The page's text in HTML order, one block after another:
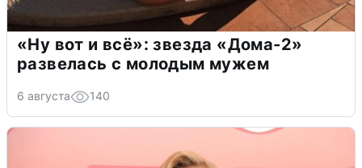
«Ну вот и всё»: звезда «Дома-2»
развелась с молодым мужем
6 августа 140